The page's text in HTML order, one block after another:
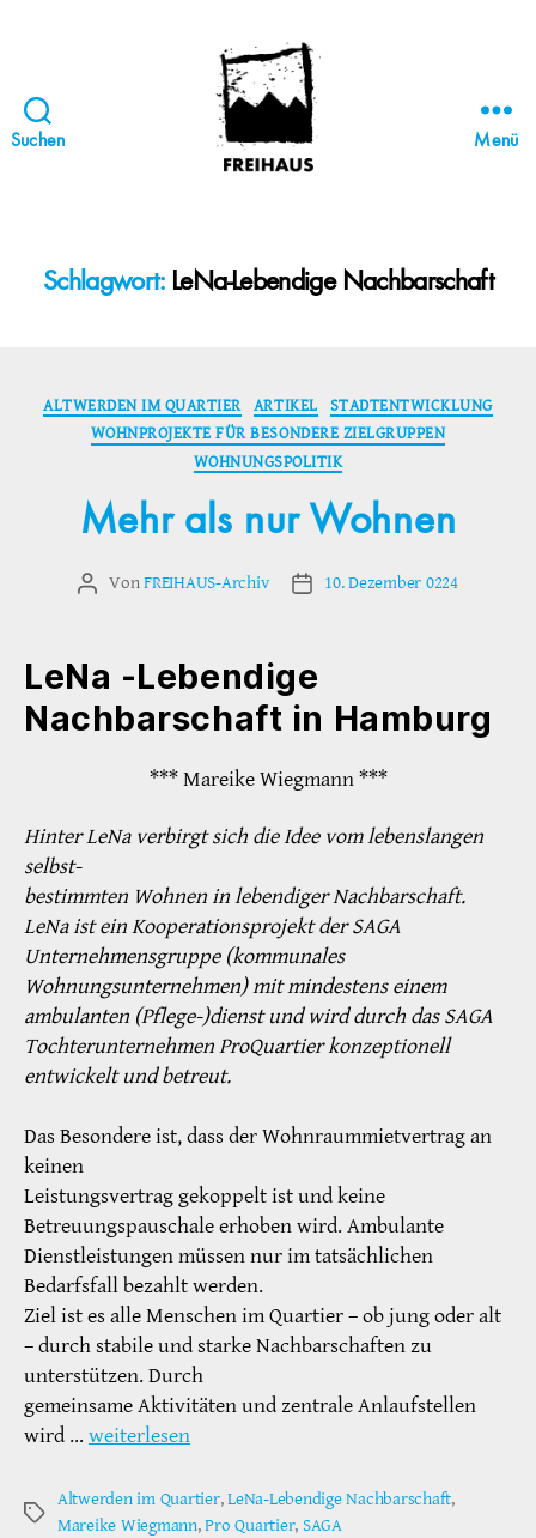
Suchen
STATTBAU
HAMBURG
Menü
Schlagwort: LeNa-Lebendige Nachbarschaft
Kategorien
ALTWERDEN IM QUARTIER ARTIKEL
STADTENTWICKLUNG
WOHNPROJEKTE FÜR BESONDERE ZIELGRUPPEN
WOHNUNGSPOLITIK
Mehr als nur Wohnen
Beitragsautor
VonFREIHAUS-Archiv Veröffentlichungsdatum
10. Dezember 0224
LeNa -Lebendige
Nachbarschaft in Hamburg
*** Mareike Wiegmann ***
Hinter LeNa verbirgt sich die Idee vom lebenslangen
selbst-
bestimmten Wohnen in lebendiger Nachbarschaft.
LeNa ist ein Kooperationsprojekt der SAGA
Unternehmensgruppe (kommunales
Wohnungsunternehmen) mit mindestens einem
ambulanten (Pflege-)dienst und wird durch das SAGA
Tochterunternehmen ProQuartier konzeptionell
entwickelt und betreut.
Das Besondere ist, dass der Wohnraummietvertrag an
keinen
Leistungsvertrag gekoppelt ist und keine
Betreuungspauschale erhoben wird. Ambulante
Dienstleistungen müssen nur im tatsächlichen
Bedarfsfall bezahlt werden.
Ziel ist es alle Menschen im Quartier – ob jung oder alt
– durch stabile und starke Nachbarschaften zu
unterstützen. Durch
gemeinsame Aktivitäten und zentrale Anlaufstellen
wird … weiterlesen
Schlagwörter
Altwerden im Quartier,LeNa-Lebendige Nachbarschaft,
Mareike Wiegmann,Pro Quartier, SAGA